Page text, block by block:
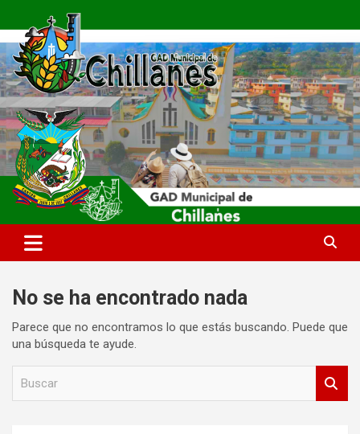
contenido
Chillanes
GAD Municipal Chillanes
No se ha encontrado nada
Parece que no encontramos lo que estás buscando. Puede que
una búsqueda te ayude.